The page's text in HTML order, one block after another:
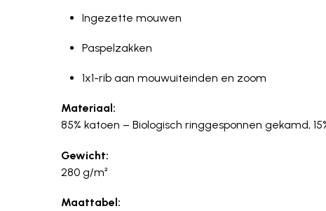
Ingezette mouwen
Paspelzakken
1x1-rib aan mouwuiteinden en zoom
Materiaal:
85% katoen – Biologisch ringgesponnen gekamd,
Gewicht:
280 g/m²
Maattabel: